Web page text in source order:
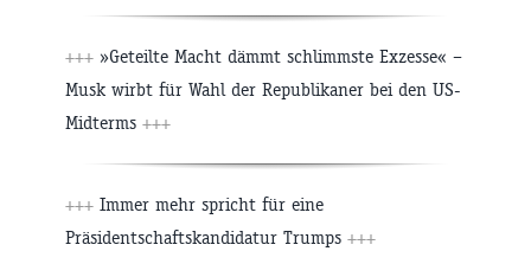
+++ »Geteilte Macht dämmt schlimmste Exzesse« –
Musk wirbt für Wahl der Republikaner bei den US-
Midterms +++
+++ Immer mehr spricht für eine
Präsidentschaftskandidatur Trumps +++